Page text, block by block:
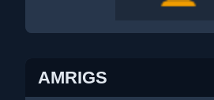
AMRIGS